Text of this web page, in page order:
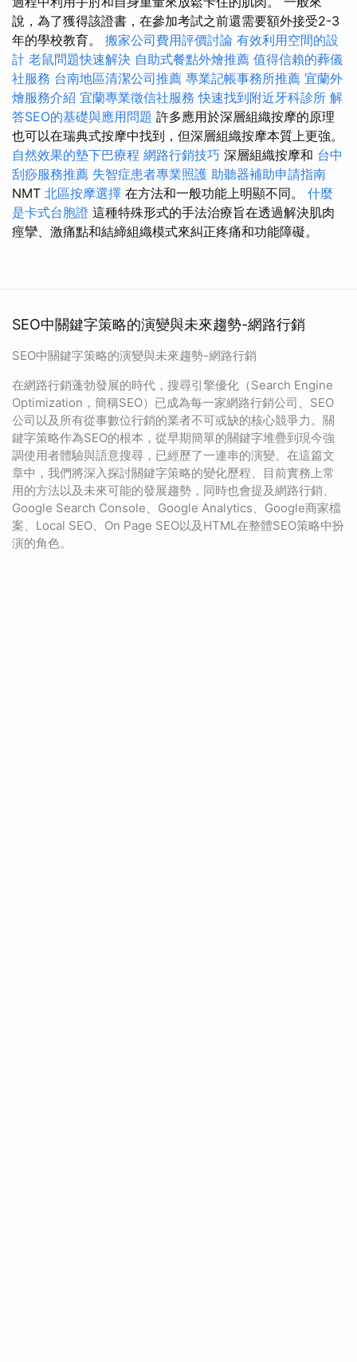
說，為了獲得該證書，在參加考試之前還需要額外接受2-3
年的學校教育。 搬家公司費用評價討論 有效利用空間的設
計 老鼠問題快速解決 自助式餐點外燴推薦 值得信賴的葬儀
社服務 台南地區清潔公司推薦 專業記帳事務所推薦 宜蘭外
燴服務介紹 宜蘭專業徵信社服務 快速找到附近牙科診所 解
答SEO的基礎與應用問題 許多應用於深層組織按摩的原理
也可以在瑞典式按摩中找到，但深層組織按摩本質上更強。
自然效果的墊下巴療程 網路行銷技巧 深層組織按摩和 台中
刮痧服務推薦 失智症患者專業照護 助聽器補助申請指南
NMT 北區按摩選擇 在方法和一般功能上明顯不同。 什麼
是卡式台胞證 這種特殊形式的手法治療旨在透過解決肌肉
痙攣、激痛點和結締組織模式來糾正疼痛和功能障礙。
SEO中關鍵字策略的演變與未來趨勢-網路行銷
SEO中關鍵字策略的演變與未來趨勢-網路行銷
在網路行銷蓬勃發展的時代，搜尋引擎優化（Search Engine
Optimization，簡稱SEO）已成為每一家網路行銷公司、SEO
公司以及所有從事數位行銷的業者不可或缺的核心競爭力。關
鍵字策略作為SEO的根本，從早期簡單的關鍵字堆疊到現今強
調使用者體驗與語意搜尋，已經歷了一連串的演變。在這篇文
章中，我們將深入探討關鍵字策略的變化歷程、目前實務上常
用的方法以及未來可能的發展趨勢，同時也會提及網路行銷、
Google Search Console、Google Analytics、Google商家檔
案、Local SEO、On Page SEO以及HTML在整體SEO策略中扮
演的角色。